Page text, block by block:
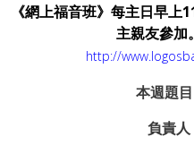
《網上福音班》每主日早上
主親友參加
http://
本週題
負責